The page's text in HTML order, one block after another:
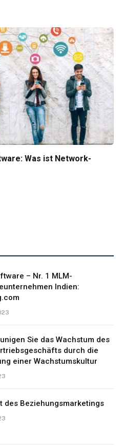
Was ist Network-
– Nr. 1 MLM-
Indien:
Sie das Wachstum des
durch die
einer Wachstumskultur
des Beziehungsmarketings